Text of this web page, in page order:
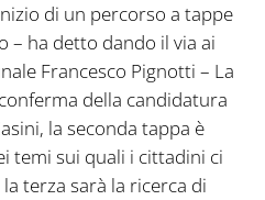
di un percorso a tappe
– ha detto dando il via ai
Francesco Pignotti – La
della candidatura
la seconda tappa è
temi sui quali i cittadini ci
terza sarà la ricerca di